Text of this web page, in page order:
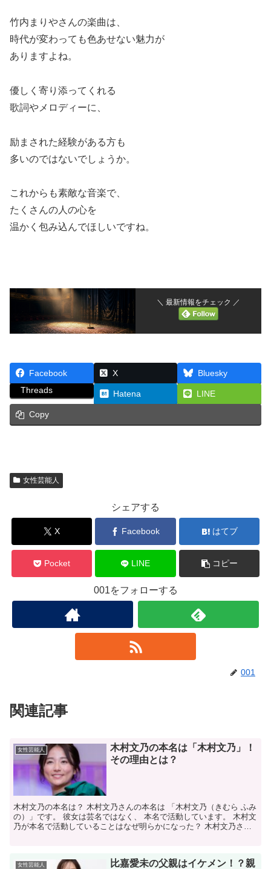
竹内まりやさんの楽曲は、
時代が変わっても色あせない魅力が
ありますよね。
優しく寄り添ってくれる
歌詞やメロディーに、
励まされた経験がある方も
多いのではないでしょうか。
これからも素敵な音楽で、
たくさんの人の心を
温かく包み込んでほしいですね。
＼ 最新情報をチェック ／
Facebook X
Bluesky
Threads
Hatena LINE
Copy
女性芸能人
シェアする
X Facebook はてブ
Pocket LINE コピー
001をフォローする
001
関連記事
女性芸能人
木村文乃の本名は「木村文乃」！
その理由とは？
木村文乃の本名は？ 木村文乃さんの本名は 「木村文乃（きむら ふみ
の）」です。 彼女は芸名ではなく、 本名で活動しています。 木村文
乃が本名で活動していることはなぜ明らかになった？ 木村文乃さん
女性芸能人
比嘉愛未の父親はイケメン！？親